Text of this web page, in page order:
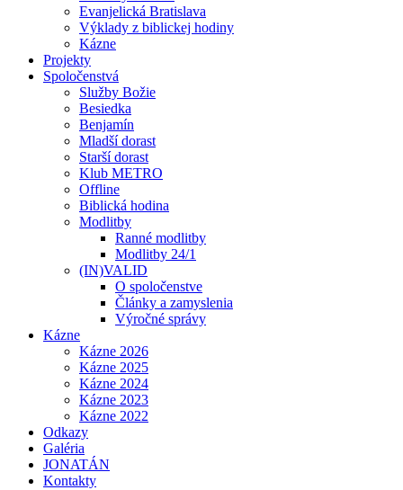
Evanjelická Bratislava
Výklady z biblickej hodiny
Kázne
Projekty
Spoločenstvá
Služby Božie
Besiedka
Benjamín
Mladší dorast
Starší dorast
Klub METRO
Offline
Biblická hodina
Modlitby
Ranné modlitby
Modlitby 24/1
(IN)VALID
O spoločenstve
Články a zamyslenia
Výročné správy
Kázne
Kázne 2026
Kázne 2025
Kázne 2024
Kázne 2023
Kázne 2022
Odkazy
Galéria
JONATÁN
Kontakty